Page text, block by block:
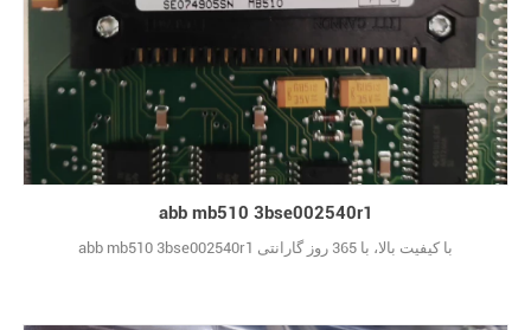
abb mb510 3bse002540r1
abb mb510 3bse002540r1 با کیفیت بالا، با 365 روز گارانتی